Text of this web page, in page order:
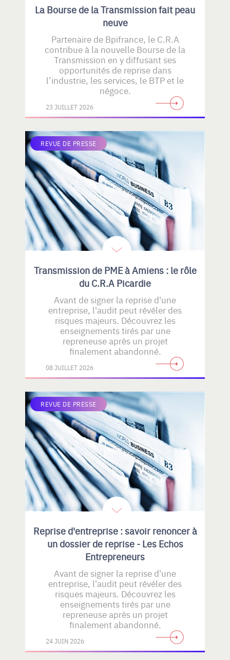
La Bourse de la Transmission fait peau
neuve
Partenaire de Bpifrance, le C.R.A
contribue à la nouvelle Bourse de la
Transmission en y diffusant ses
opportunités de reprise dans
l’industrie, les services, le BTP et le
négoce.
23 JUILLET 2026
REVUE DE PRESSE
Transmission de PME à Amiens : le rôle
du C.R.A Picardie
Avant de signer la reprise d'une
entreprise, l'audit peut révéler des
risques majeurs. Découvrez les
enseignements tirés par une
repreneuse après un projet
finalement abandonné.
08 JUILLET 2026
REVUE DE PRESSE
Reprise d'entreprise : savoir renoncer à
un dossier de reprise - Les Echos
Entrepreneurs
Avant de signer la reprise d'une
entreprise, l'audit peut révéler des
risques majeurs. Découvrez les
enseignements tirés par une
repreneuse après un projet
finalement abandonné.
24 JUIN 2026